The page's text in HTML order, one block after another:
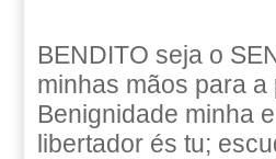
BENDITO seja o
minhas mãos para
Benignidade minha
libertador és tu;